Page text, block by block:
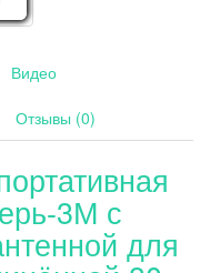
Видео
Отзывы (0)
3М с
для